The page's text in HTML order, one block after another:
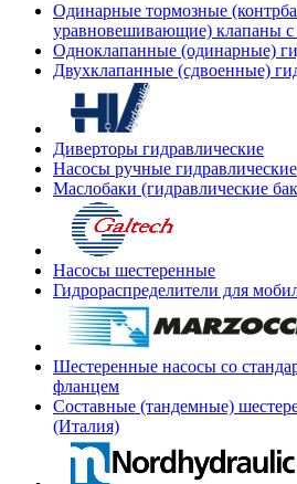
Одинарные тормозные
уравновешивающие) клапаны
Одноклапанные (одинарные)
Двухклапанные (сдвоенные)
Диверторы гидравлические
Насосы ручные гидравлические
Маслобаки (гидравлические
Насосы шестеренные
Гидрораспределители для
Шестеренные насосы со
фланцем
Составные (тандемные)
(Италия)